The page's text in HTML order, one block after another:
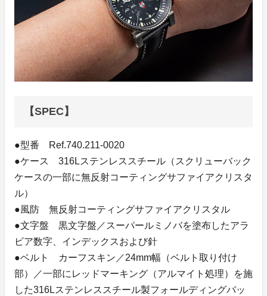
【SPEC】
●型番 Ref.740.211-0020
●ケース 316Lステンレススチール（スクリューバック
ケースの一部に無反射コーティングサファイアクリスタ
ル）
●風防 無反射コーティングサファイアクリスタル
●文字盤 黒文字盤／スーパールミノバを塗布したアラ
ビア数字、インデックスおよび針
●ベルト カーフスキン／24mm幅（ベルト取り付け
部）／一部にレッドマーキング（アルマイト処理）を施
した316Lステンレススチール製フォールディングバッ